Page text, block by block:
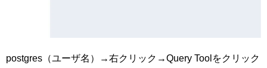
postgres（ユーザ名）→右クリック→Query Toolをクリック